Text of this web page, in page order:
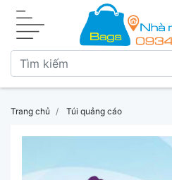
Trang chủ Túi quảng cáo